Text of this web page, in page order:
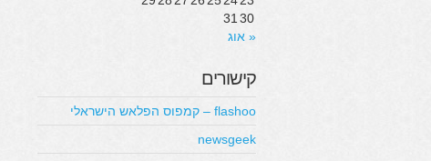
30
31
« אוג
קישורים
flashoo – קמפוס הפלאש הישראלי
newsgeek